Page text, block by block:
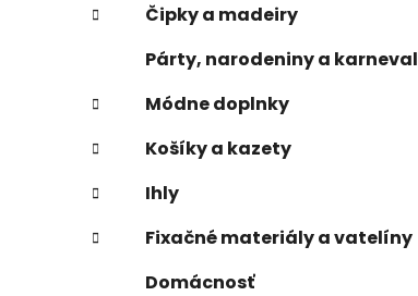
Čipky a madeiry
Párty, narodeniny a karneval
Módne doplnky
Košíky a kazety
Ihly
Fixačné materiály a vatelíny
Domácnosť